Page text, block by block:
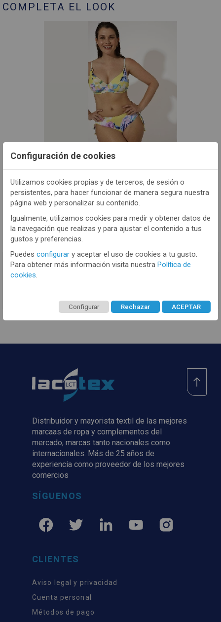
COMPLETA EL LOOK
Bikini mujer Promise S9930 Copa C Aro
TENEMOS MUCHOS MÁS !
contenido y los precios.
Distribuidor y mayorista textil de las mejores
marcaas de ropa y complementos del
mercado, marcas tanto nacionales como
internacionales. Más de 25 años de
experiencia como proveedor de los mejores
comercios
SÍGUENOS
CLIENTES
Aviso legal y privacidad
Cuenta personal
Métodos de pago
Configuración de cookies
Utilizamos cookies propias y de terceros, de sesión o
persistentes, para hacer funcionar de manera segura nuestra
página web y personalizar su contenido.
Igualmente, utilizamos cookies para medir y obtener datos de
la navegación que realizas y para ajustar el contenido a tus
gustos y preferencias.
Puedes configurar y aceptar el uso de cookies a tu gusto.
Para obtener más información visita nuestra Política de
cookies
Configurar Rechazar ACEPTAR